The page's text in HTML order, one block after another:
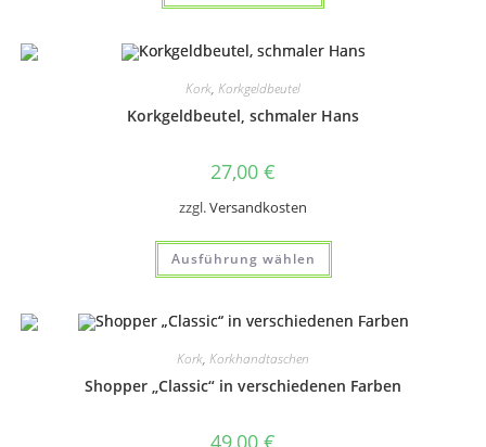
Kork, Korkgeldbeutel
Korkgeldbeutel, schmaler Hans
27,00 €
zzgl.Versandkosten
Ausführung wählen
Dieses
weist
auf.
auf
Kork, Korkhandtaschen
Shopper „Classic“ in verschiedenen Farben
49,00 €